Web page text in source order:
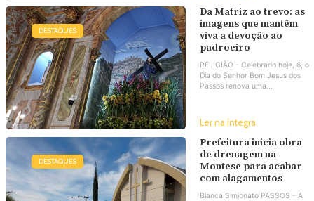
DESTAQUES
Da Matriz ao trevo: as
imagens que mantêm
viva a devoção ao
padroeiro
RELIGIÃO - Celebrado hoje, 6, o
Dia do Senhor Bom Jesus dos
Passos renova uma...
Ler na íntegra
DESTAQUES
Prefeitura inicia obra
de drenagem na
Montese para acabar
com alagamentos
Bianca Simionato PASSOS - A